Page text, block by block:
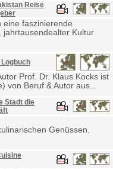
Reise
eine faszinierende
jahrtausendealter Kultur
Prof. Dr. Klaus Kocks ist
von Beruf & Autor aus...
Stadt die
Genüssen.